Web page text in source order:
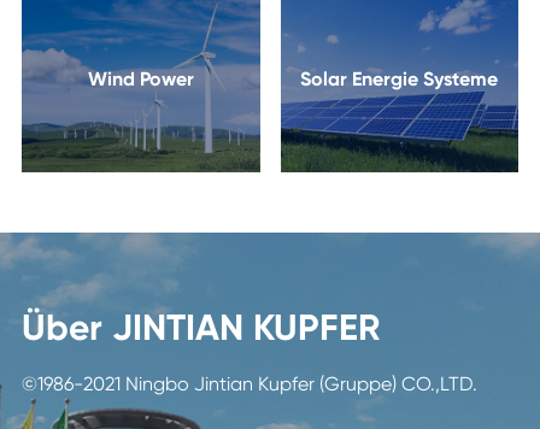
Wind Power Solar Energie Systeme
Über JINTIAN KUPFER
©1986-2021 Ningbo Jintian Kupfer (Gruppe) CO.,LTD.